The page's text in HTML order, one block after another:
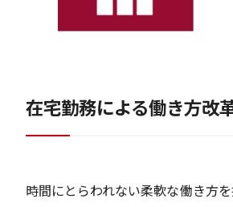
在宅勤務による働き方改
時間にとらわれない柔軟な働き方